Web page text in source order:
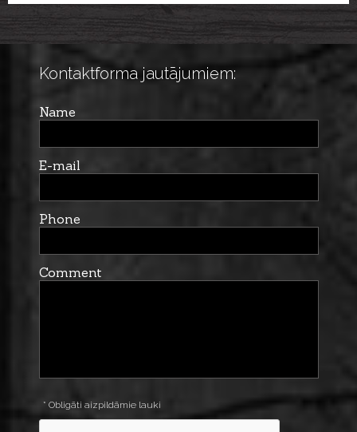
brush cal. 5,6mm
Kontaktforma jautājumiem:
Name
E-mail
Phone
Comment
* Obligāti aizpildāmie lauki